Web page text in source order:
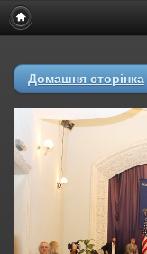
Домашня сторінка